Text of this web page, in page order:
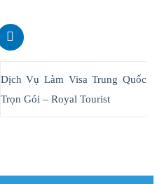
Dịch Vụ Làm Visa Trung Quốc
Trọn Gói – Royal Tourist